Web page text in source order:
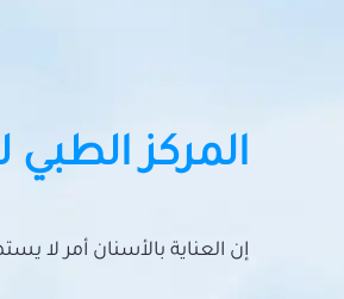
المركز الطبي
إن العناية بالأسنان أمر لا